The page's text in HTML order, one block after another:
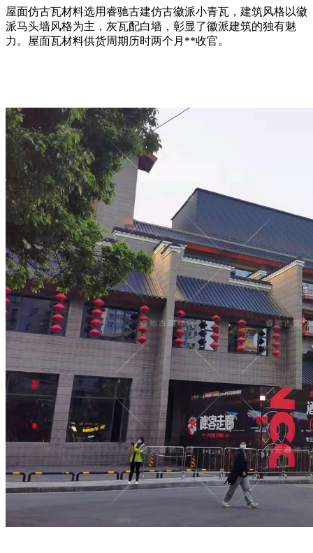
屋面仿古瓦材料选用睿驰古建仿古徽派小青瓦，建筑风格以徽
派马头墙风格为主，灰瓦配白墙，彰显了徽派建筑的独有魅
力。屋面瓦材料供货周期历时两个月**收官。